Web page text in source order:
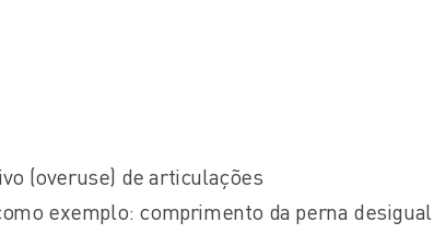
(overuse) de articulações
exemplo: comprimento da perna